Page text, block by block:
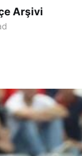
Arşivi